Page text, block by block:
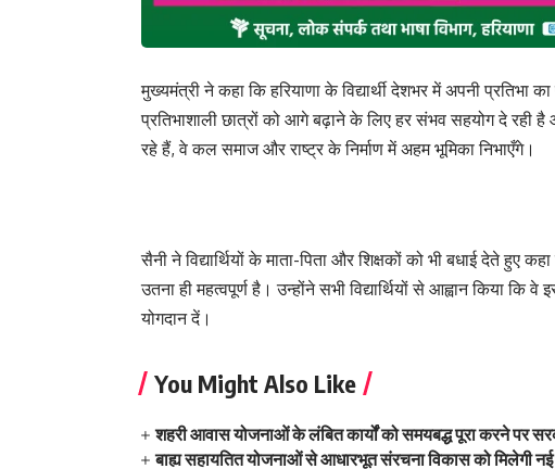
मुख्यमंत्री ने कहा कि हरियाणा के विद्यार्थी देशभर में अपनी प्रतिभा
प्रतिभाशाली छात्रों को आगे बढ़ाने के लिए हर संभव सहयोग दे रही
रहे हैं, वे कल समाज और राष्ट्र के निर्माण में अहम भूमिका निभाएँगे।
सैनी ने विद्यार्थियों के माता-पिता और शिक्षकों को भी बधाई देते हुए
उतना ही महत्वपूर्ण है। उन्होंने सभी विद्यार्थियों से आह्वान किया
योगदान दें।
You Might Also Like
शहरी आवास योजनाओं के लंबित कार्यों को समयबद्ध पूरा करने पर
बाह्य सहायतित योजनाओं से आधारभूत संरचना विकास को मिलेगी नई